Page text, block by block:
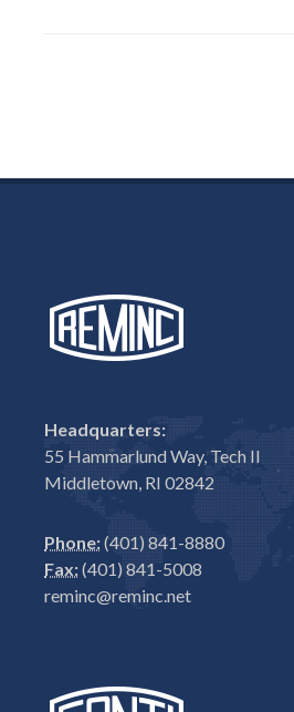
Headquarters:
55 Hammarlund Way, Tech II
Middletown, RI 02842
Phone:(401) 841-8880
Fax:(401) 841-5008
reminc@reminc.net